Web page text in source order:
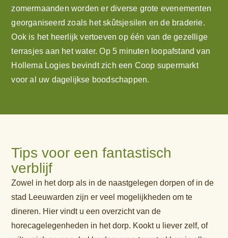
zomermaanden worden er diverse grote evenementen
georganiseerd zoals het skûtsjesilen en de braderie.
Ook is het heerlijk vertoeven op één van de gezellige
terrasjes aan het water. Op 5 minuten loopafstand van
Hollema Logies bevindt zich een Coop supermarkt
voor al uw dagelijkse boodschappen.
Tips voor een fantastisch
verblijf
Zowel in het dorp als in de naastgelegen dorpen of in de
stad Leeuwarden zijn er veel mogelijkheden om te
dineren. Hier vindt u een overzicht van de
horecagelegenheden in het dorp. Kookt u liever zelf, of